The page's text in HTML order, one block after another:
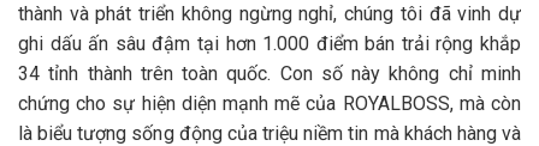
thành và phát triển không ngừng nghỉ, chúng tôi đã vinh dự
ghi dấu ấn sâu đậm tại hơn 1.000 điểm bán trải rộng khắp
34 tỉnh thành trên toàn quốc. Con số này không chỉ minh
chứng cho sự hiện diện mạnh mẽ của ROYALBOSS, mà còn
là biểu tượng sống động của triệu niềm tin mà khách hàng và